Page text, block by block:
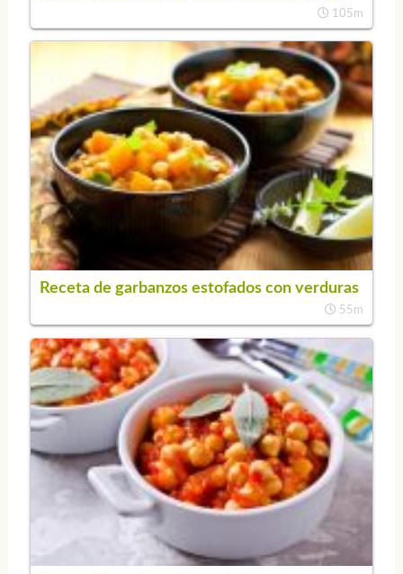
105m
Receta de garbanzos estofados con verduras
55m